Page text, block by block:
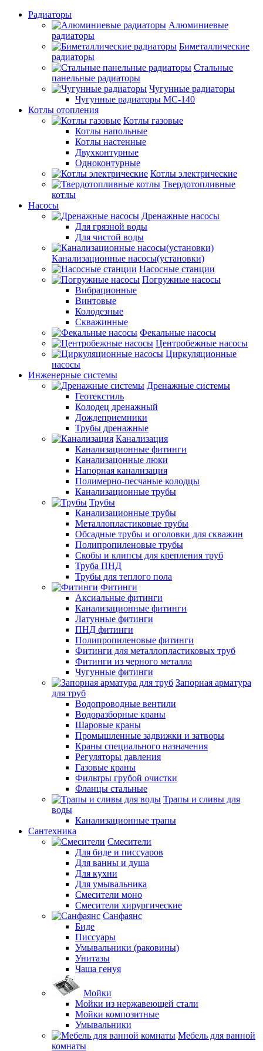
Радиаторы
Алюминиевые
радиаторы
Биметаллические
радиаторы
Стальные
панельные радиаторы
Чугунные радиаторы
Чугунные радиаторы МС-140
Котлы отопления
Котлы газовые
Котлы напольные
Котлы настенные
Двухконтурные
Одноконтурные
Котлы электрические
Твердотопливные
котлы
Насосы
Дренажные насосы
Для грязной воды
Для чистой воды
Канализационные насосы(установки)
Насосные станции
Погружные насосы
Вибрационные
Винтовые
Колодезные
Скважинные
Фекальные насосы
Центробежные насосы
Циркуляционные
насосы
Инженерные системы
Дренажные системы
Геотекстиль
Колодец дренажный
Дождеприемники
Трубы дренажные
Канализация
Канализационные фитинги
Канализацонные люки
Напорная канализация
Полимерно-песчаные колодцы
Канализационные трубы
Трубы
Канализационные трубы
Металлопластиковые трубы
Обсадные трубы и оголовки для скважин
Полипропиленовые трубы
Скобы и клипсы для крепления труб
Труба ПНД
Трубы для теплого пола
Фитинги
Аксиальные фитинги
Канализационные фитинги
Латунные фитинги
ПНД фитинги
Полипропиленовые фитинги
Фитинги для металлопластиковых труб
Фитинги из черного металла
Чугунные фитинги
Запорная арматура
для труб
Водопроводные вентили
Водоразборные краны
Шаровые краны
Промышленные задвижки и затворы
Краны специального назначения
Регуляторы давления
Газовые краны
Фильтры грубой очистки
Фланцы стальные
Трапы и сливы для
воды
Канализационные трапы
Сантехника
Смесители
Для биде и писсуаров
Для ванны и душа
Для кухни
Для умывальника
Смесители моно
Смесители хирургические
Санфаянс
Биде
Писсуары
Умывальники (раковины)
Унитазы
Чаша генуя
Мойки
Мойки из нержавеющей стали
Мойки композитные
Умывальники
Мебель для ванной
комнаты